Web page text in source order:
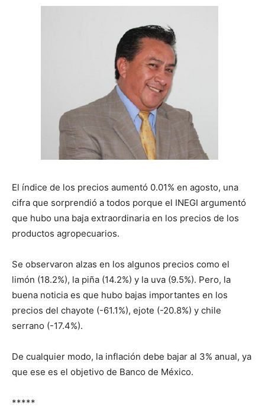
El índice de los precios aumentó 0.01% en agosto, una
cifra que sorprendió a todos porque el INEGI argumentó
que hubo una baja extraordinaria en los precios de los
productos agropecuarios.
Se observaron alzas en los algunos precios como el
limón (18.2%), la piña (14.2%) y la uva (9.5%). Pero, la
buena noticia es que hubo bajas importantes en los
precios del chayote (-61.1%), ejote (-20.8%) y chile
serrano (-17.4%).
De cualquier modo, la inflación debe bajar al 3% anual, ya
que ese es el objetivo de Banco de México.
*****